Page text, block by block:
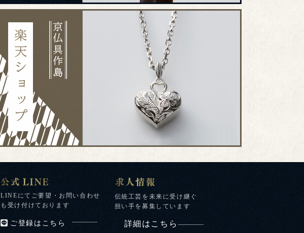
LINEにてご要望・お問い合わせ
も受け付けております
ご登録はこちら
伝統工芸を未来に受け継ぐ
担い手を募集しています
詳細はこちら